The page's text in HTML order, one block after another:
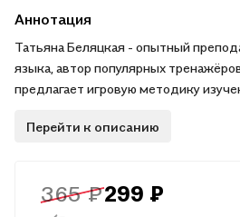
Аннотация
Татьяна Беляцкая - опытный
языка, автор популярных
предлагает игровую методику
для подготовки к занятиям
письменные упражнения дети
взрослых.
Перейти к описанию
365 ₽299 ₽